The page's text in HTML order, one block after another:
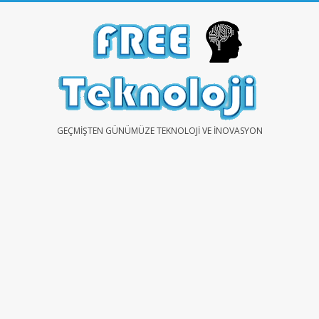
FREEGEÇMIŞTEN GÜNÜMÜZE TEKNOLOJI VE İNOVASYON